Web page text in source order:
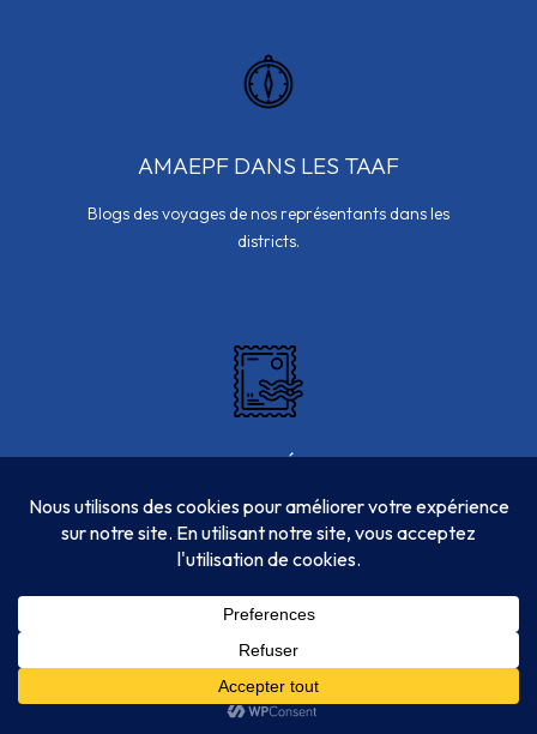
AMAEPF DANS LES TAAF
Blogs des voyages de nos représentants dans les
districts.
PHILATÉLIE
À la découverte des timbres des TAAF. Toutes les
informations philatéliques.